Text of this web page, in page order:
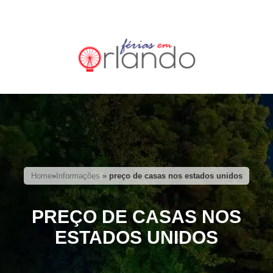
Home»Informações » preço de casas nos estados unidos
PREÇO DE CASAS NOS
ESTADOS UNIDOS